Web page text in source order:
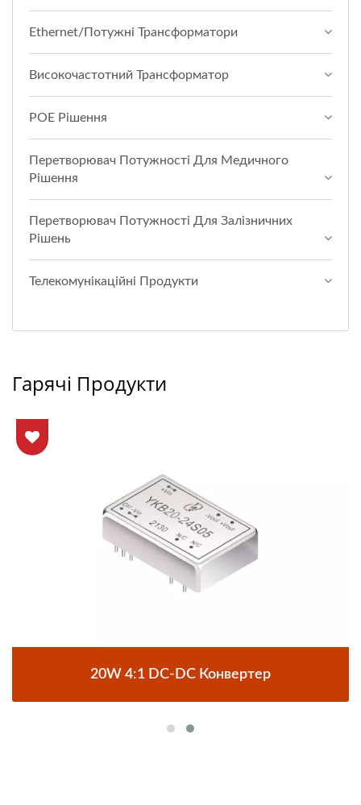
Ethernet/Потужні Трансформатори
Високочастотний Трансформатор
POE Рішення
Перетворювач Потужності Для Медичного
Рішення
Перетворювач Потужності Для Залізничних
Рішень
Телекомунікаційні Продукти
Гарячі Продукти
20W 4:1 DC-DC Конвертер